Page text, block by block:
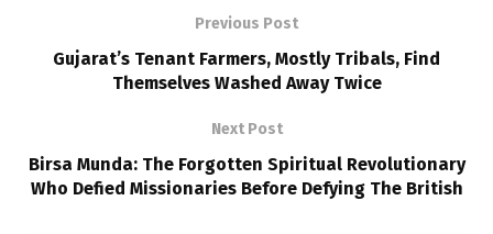
Previous Post
Gujarat’s Tenant Farmers, Mostly Tribals, Find
Themselves Washed Away Twice
Next Post
Birsa Munda: The Forgotten Spiritual Revolutionary
Who Defied Missionaries Before Defying The British